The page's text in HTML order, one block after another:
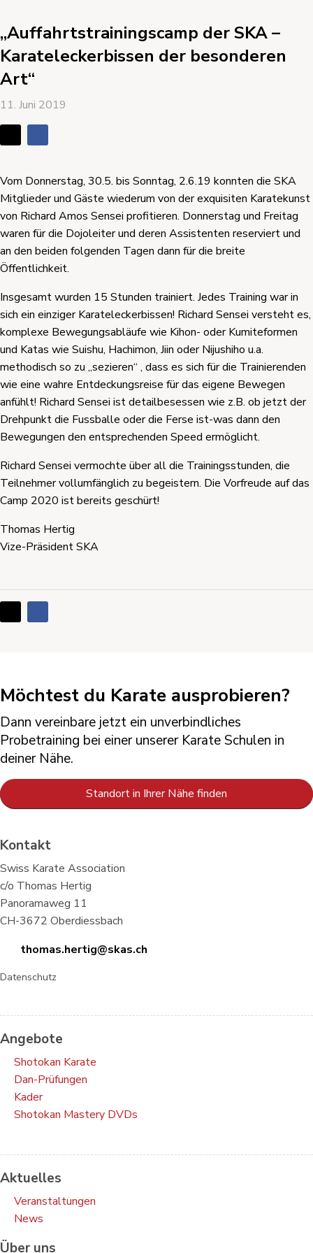
„Auffahrtstrainingscamp der SKA –
Karateleckerbissen der besonderen
Art“
11. Juni 2019
Vom Donnerstag, 30.5. bis Sonntag, 2.6.19 konnten die SKA
Mitglieder und Gäste wiederum von der exquisiten Karatekunst
von Richard Amos Sensei profitieren. Donnerstag und Freitag
waren für die Dojoleiter und deren Assistenten reserviert und
an den beiden folgenden Tagen dann für die breite
Öffentlichkeit.
Insgesamt wurden 15 Stunden trainiert. Jedes Training war in
sich ein einziger Karateleckerbissen! Richard Sensei versteht es,
komplexe Bewegungsabläufe wie Kihon- oder Kumiteformen
und Katas wie Suishu, Hachimon, Jiin oder Nijushiho u.a.
methodisch so zu „sezieren“ , dass es sich für die Trainierenden
wie eine wahre Entdeckungsreise für das eigene Bewegen
anfühlt! Richard Sensei ist detailbesessen wie z.B. ob jetzt der
Drehpunkt die Fussballe oder die Ferse ist-was dann den
Bewegungen den entsprechenden Speed ermöglicht.
Richard Sensei vermochte über all die Trainingsstunden, die
Teilnehmer vollumfänglich zu begeistern. Die Vorfreude auf das
Camp 2020 ist bereits geschürt!
Thomas Hertig
Vize-Präsident SKA
Möchtest du Karate ausprobieren?
Dann vereinbare jetzt ein unverbindliches
Probetraining bei einer unserer Karate Schulen in
deiner Nähe.
Standort in Ihrer Nähe finden
Kontakt
Swiss Karate Association
c/o Thomas Hertig
Panoramaweg 11
CH-3672 Oberdiessbach
thomas.hertig@skas.ch
Datenschutz
Angebote
Shotokan Karate
Dan-Prüfungen
Kader
Shotokan Mastery DVDs
Aktuelles
Veranstaltungen
News
Über uns